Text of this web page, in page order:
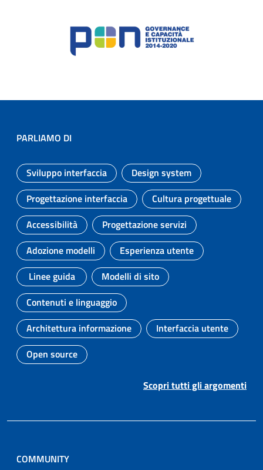
PARLIAMO DI
Argomento:
Sviluppo interfaccia
Argomento:
Design system
Argomento:
Progettazione interfaccia
Argomento:
Cultura progettuale
Argomento:
Accessibilità
Argomento:
Progettazione servizi
Argomento:
Adozione modelli
Argomento:
Esperienza utente
Argomento:
Linee guida
Argomento:
Modelli di sito
Argomento:
Contenuti e linguaggio
Argomento:
Architettura informazione
Argomento:
Interfaccia utente
Argomento:
Open source
Scopri tutti gli argomenti
COMMUNITY